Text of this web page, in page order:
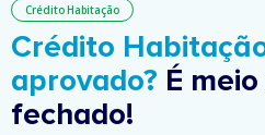
Crédito Habitação
Crédito
aprovado? É
fechado!